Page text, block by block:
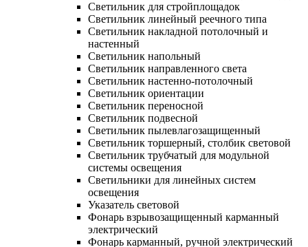
Светильник для стройплощадок
Светильник линейный реечного типа
Светильник накладной потолочный и
настенный
Светильник напольный
Светильник направленного света
Светильник настенно-потолочный
Светильник ориентации
Светильник переносной
Светильник подвесной
Светильник пылевлагозащищенный
Светильник торшерный, столбик световой
Светильник трубчатый для модульной
системы освещения
Светильники для линейных систем
освещения
Указатель световой
Фонарь взрывозащищенный карманный
электрический
Фонарь карманный, ручной электрический